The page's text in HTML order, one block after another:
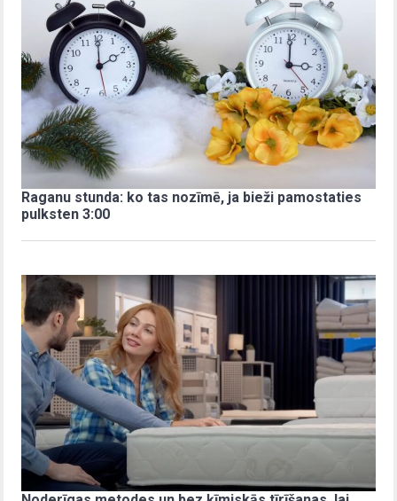
Raganu stunda: ko tas nozīmē, ja bieži pamostaties
pulksten 3:00